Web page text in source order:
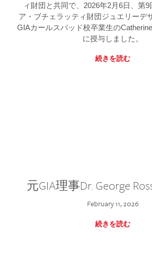
ィ財団と共同で、2026年2月6日、第9
ア・ブチェラッティ財団ジュエリーデ
GIAカールスバッド校卒業生の
に授与しました。
続きを読む
元GIA理事Dr. George
February 11, 2026
続きを読む